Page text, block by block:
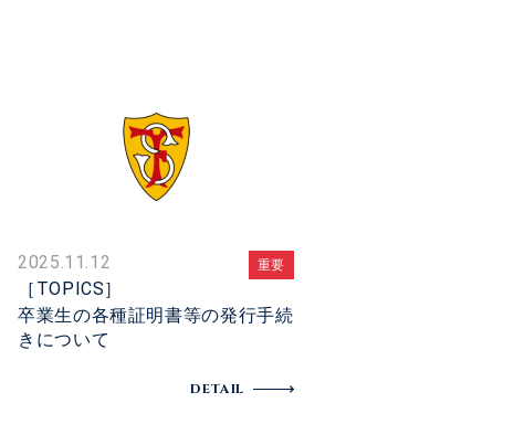
重要
2025.11.12
［TOPICS］
卒業生の各種証明書等の発行手続
きについて
DETAIL